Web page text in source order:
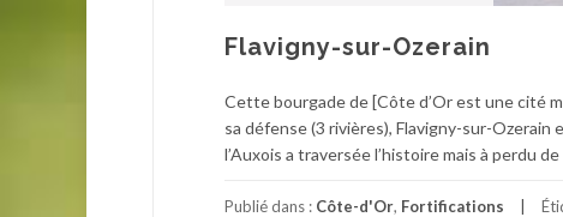
Flavigny-sur-Ozerain
Cette bourgade de [Côte d’Or est une cité
sa défense (3 rivières), Flavigny-sur-
l’Auxois a traversée l’histoire mais à perdu
Publié dans : Côte-d'Or, Fortifications